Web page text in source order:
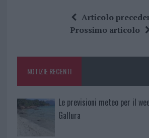
o
k
te
re
at
s
p
a
re
Articolo
Prossimo articolo
NOTIZIE RECENTI
Le previsioni meteo per il
Gallura